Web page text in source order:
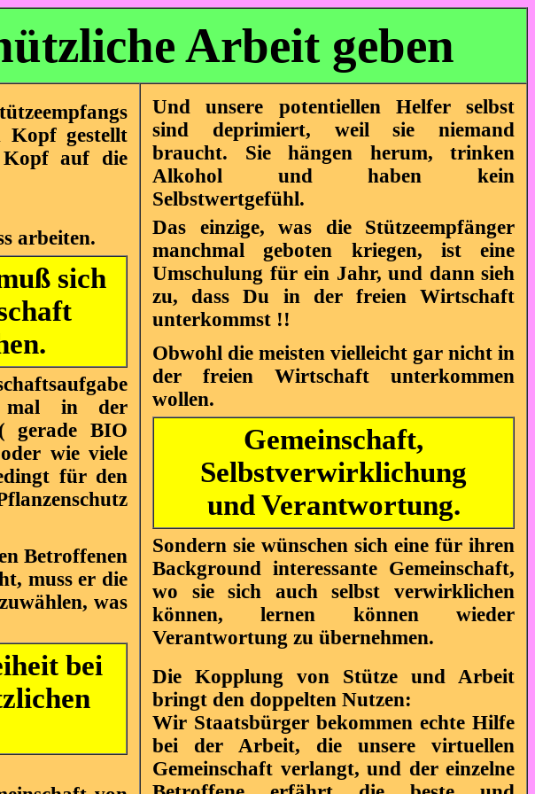
Arbeit geben
Kopf gestellt
Kopf auf die
arbeiten.
sich
mal in der
gerade BIO
wie viele
für den
Betroffenen
muss er die
was
bei
Und unsere potentiellen Helfer selbst
sind deprimiert, weil sie niemand
braucht. Sie hängen herum, trinken
Alkohol und haben kein
Selbstwertgefühl.
Das einzige, was die Stützeempfänger
manchmal geboten kriegen, ist eine
Umschulung für ein Jahr, und dann sieh
zu, dass Du in der freien Wirtschaft
unterkommst !!
Obwohl die meisten vielleicht gar nicht in
der freien Wirtschaft unterkommen
wollen.
Gemeinschaft,
Selbstverwirklichung
und Verantwortung.
Sondern sie wünschen sich eine für ihren
Background interessante Gemeinschaft,
wo sie sich auch selbst verwirklichen
können, lernen können wieder
Verantwortung zu übernehmen.
Die Kopplung von Stütze und Arbeit
bringt den doppelten Nutzen:
Wir Staatsbürger bekommen echte Hilfe
bei der Arbeit, die unsere virtuellen
Gemeinschaft verlangt, und der einzelne